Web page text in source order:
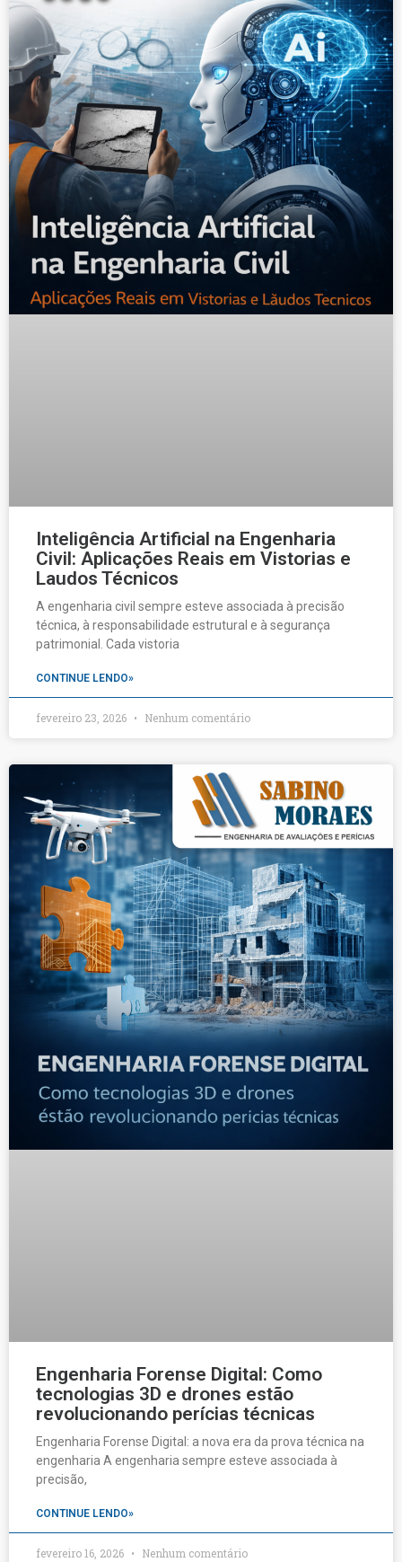
Inteligência Artificial na Engenharia
Civil: Aplicações Reais em Vistorias e
Laudos Técnicos
A engenharia civil sempre esteve associada à precisão
técnica, à responsabilidade estrutural e à segurança
patrimonial. Cada vistoria
CONTINUE LENDO»
fevereiro 23, 2026 Nenhum comentário
Engenharia Forense Digital: Como
tecnologias 3D e drones estão
revolucionando perícias técnicas
Engenharia Forense Digital: a nova era da prova técnica na
engenharia A engenharia sempre esteve associada à
precisão,
CONTINUE LENDO»
fevereiro 16, 2026 Nenhum comentário